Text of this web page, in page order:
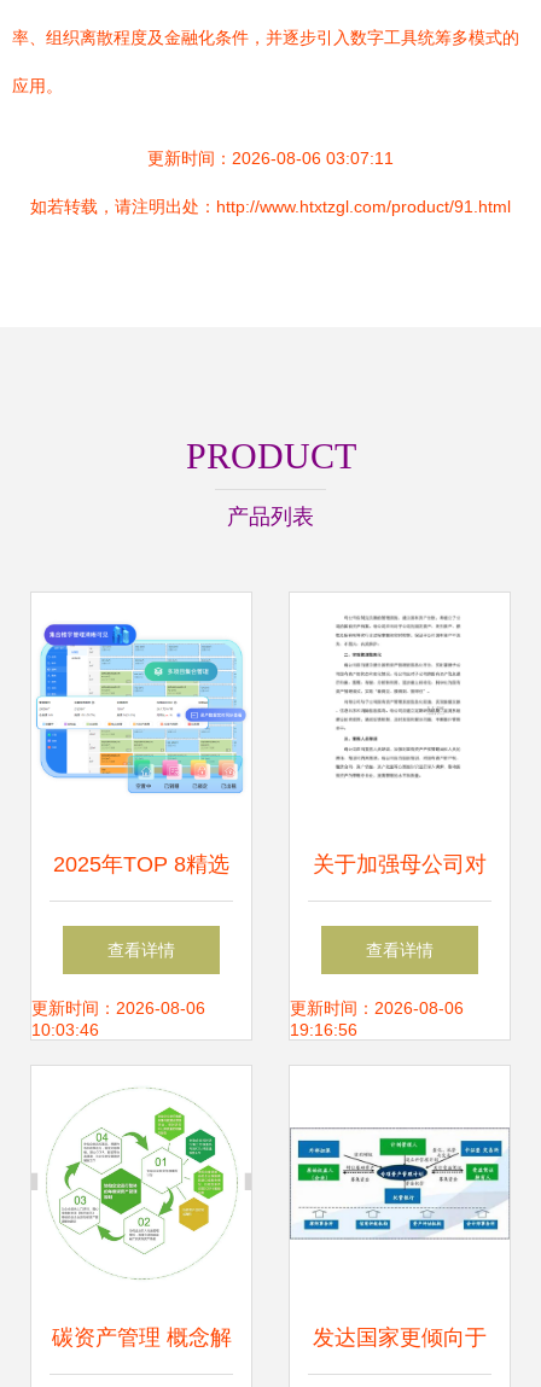
率、组织离散程度及金融化条件，并逐步引入数字工具统筹多模式的
应用。
更新时间：2026-08-06 03:07:11
如若转载，请注明出处：http://www.htxtzgl.com/product/91.html
PRODUCT
产品列表
2025年TOP 8精选
资产管理系统推荐
榜单 破解企业资产
追踪密钥
查看详情
更新时间：2026-08-06
10:03:46
关于加强母公司对
子公司国有资产产
权管理的规定（试
查看详情
更新时间：2026-08-06
19:16:56
碳资产管理 概念解 发达国家更倾向于